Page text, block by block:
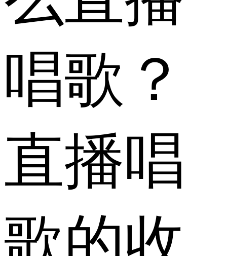
唱歌？
直播唱